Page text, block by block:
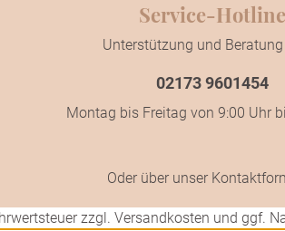
Service-Hotline
Unterstützung und
02173 9601454
Montag bis Freitag von 9:00 Uhr
Oder über unser
zzgl. Versandkosten und ggf.